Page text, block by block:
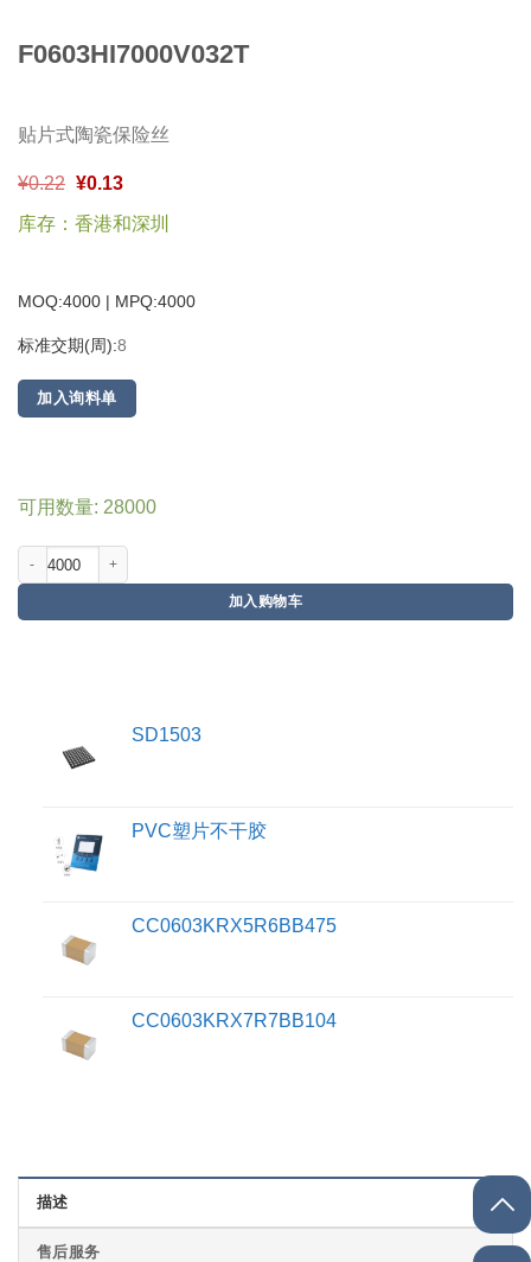
F0603HI7000V032T
贴片式陶瓷保险丝
¥0.22 ¥0.13
库存：香港和深圳
MOQ:4000 | MPQ:4000
标准交期(周):8
加入询料单
可用数量: 28000
加入购物车
SD1503
PVC塑片不干胶
CC0603KRX5R6BB475
CC0603KRX7R7BB104
描述
售后服务